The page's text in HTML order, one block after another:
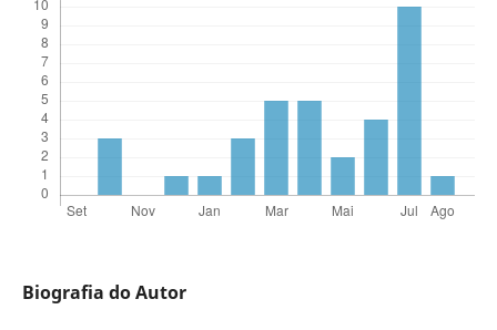
Biografia do Autor